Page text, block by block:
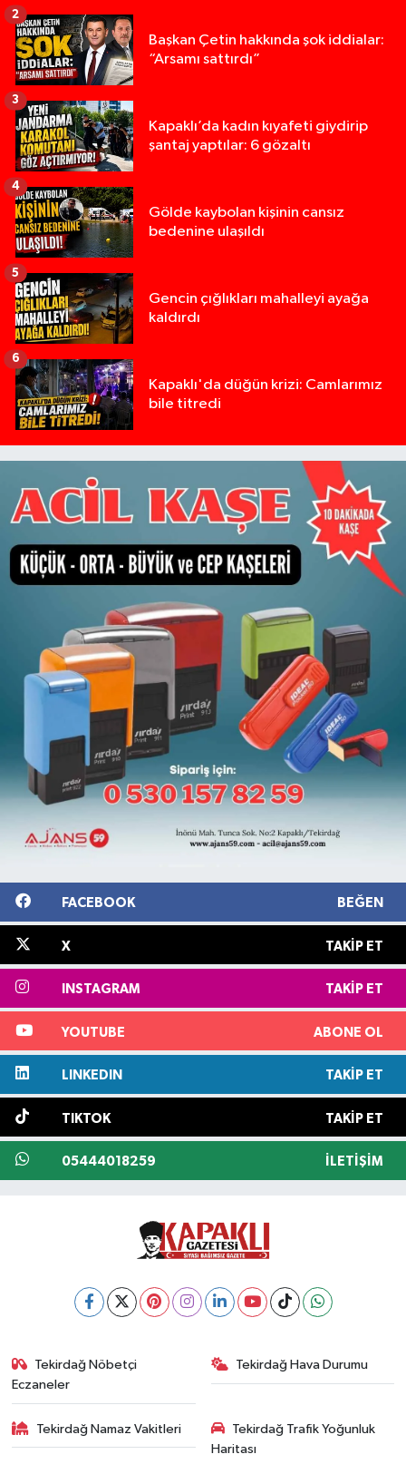
Başkan Çetin hakkında şok iddialar:
“Arsamı sattırdı”
2
Kapaklı’da kadın kıyafeti giydirip
şantaj yaptılar: 6 gözaltı
3
Gölde kaybolan kişinin cansız
bedenine ulaşıldı
4
Gencin çığlıkları mahalleyi ayağa
kaldırdı
5
Kapaklı'da düğün krizi: Camlarımız
bile titredi
6
FACEBOOK BEĞEN
X TAKIP ET
INSTAGRAM TAKIP ET
YOUTUBE ABONE OL
LINKEDIN TAKIP ET
TIKTOK TAKIP ET
05444018259 İLETIŞIM
Tekirdağ Nöbetçi
Eczaneler
Tekirdağ Hava Durumu
Tekirdağ Namaz Vakitleri
Tekirdağ Trafik Yoğunluk
Haritası